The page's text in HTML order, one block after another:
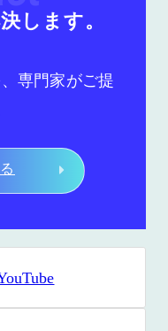
します。
専門家がご提